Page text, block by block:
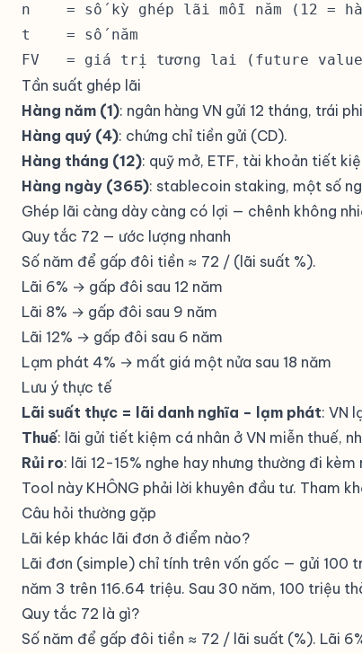
n    = số kỳ ghép lãi mỗi năm (12 =
t    = số năm
FV   = giá trị tương lai (future
Tần suất ghép lãi
Hàng năm (1): ngân hàng VN gửi 12 tháng, trái
Hàng quý (4): chứng chỉ tiền gửi (CD).
Hàng tháng (12): quỹ mở, ETF, tài khoản tiết
Hàng ngày (365): stablecoin staking, một số
Ghép lãi càng dày càng có lợi — chênh không
Quy tắc 72 — ước lượng nhanh
Số năm để gấp đôi tiền ≈ 72 / (lãi suất %).
Lãi 6% → gấp đôi sau 12 năm
Lãi 8% → gấp đôi sau 9 năm
Lãi 12% → gấp đôi sau 6 năm
Lạm phát 4% → mất giá một nửa sau 18 năm
Lưu ý thực tế
Lãi suất thực = lãi danh nghĩa − lạm phát: VN
Thuế: lãi gửi tiết kiệm cá nhân ở VN miễn thuế,
Rủi ro: lãi 12-15% nghe hay nhưng thường đi
Tool này KHÔNG phải lời khuyên đầu tư. Tham
Câu hỏi thường gặp
Lãi kép khác lãi đơn ở điểm nào?
Lãi đơn (simple) chỉ tính trên vốn gốc — gửi 100
năm 3 trên 116.64 triệu. Sau 30 năm, 100 triệu
Quy tắc 72 là gì?
Số năm để gấp đôi tiền ≈ 72 / lãi suất (%). Lãi